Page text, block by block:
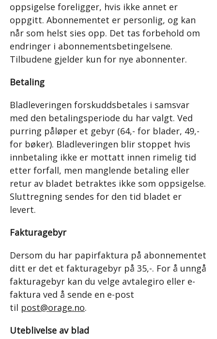
oppsigelse foreligger, hvis ikke annet er
oppgitt. Abonnementet er personlig, og kan
når som helst sies opp. Det tas forbehold om
endringer i abonnementsbetingelsene.
Tilbudene gjelder kun for nye abonnenter.
Betaling
Bladleveringen forskuddsbetales i samsvar
med den betalingsperiode du har valgt. Ved
purring påløper et gebyr (64,- for blader, 49,-
for bøker). Bladleveringen blir stoppet hvis
innbetaling ikke er mottatt innen rimelig tid
etter forfall, men manglende betaling eller
retur av bladet betraktes ikke som oppsigelse.
Sluttregning sendes for den tid bladet er
levert.
Fakturagebyr
Dersom du har papirfaktura på abonnementet
ditt er det et fakturagebyr på 35,-. For å unngå
fakturagebyr kan du velge avtalegiro eller e-
faktura ved å sende en e-post
til post@orage.no.
Uteblivelse av blad